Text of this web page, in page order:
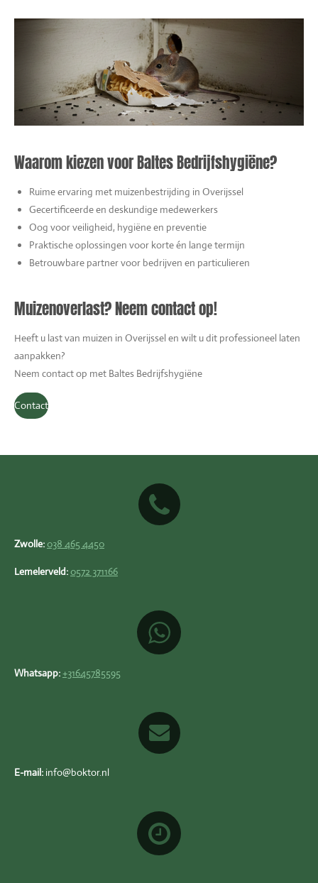
Waarom kiezen voor Baltes Bedrijfshygiëne?
Ruime ervaring met muizenbestrijding in Overijssel
Gecertificeerde en deskundige medewerkers
Oog voor veiligheid, hygiëne en preventie
Praktische oplossingen voor korte én lange termijn
Betrouwbare partner voor bedrijven en particulieren
Muizenoverlast? Neem contact op!
Heeft u last van muizen in Overijssel en wilt u dit professioneel laten
aanpakken?
Neem contact op met Baltes Bedrijfshygiëne
Contact
Zwolle:038 465 4450
Lemelerveld:0572 371166
Whatsapp:+31645785595
E-mail: info@boktor.nl